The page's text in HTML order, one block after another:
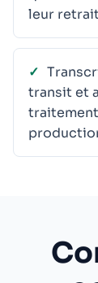
leur
transit et